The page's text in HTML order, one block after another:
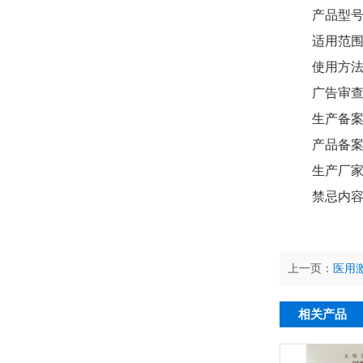
产品型
适用范
使用方
广告审
生产备
产品备
生产厂
禁忌内
上一页： 医用
相关产品